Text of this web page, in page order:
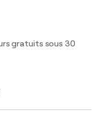
gratuits sous 30